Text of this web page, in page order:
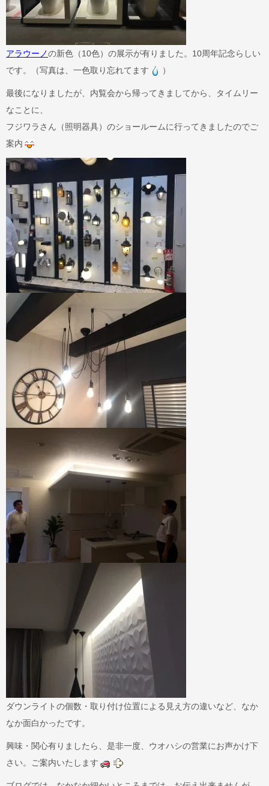
アラウーノの新色（10色）の展示が有りました。10周年記念らしい
です。（写真は、一色取り忘れてます
）
最後になりましたが、内覧会から帰ってきましてから、タイムリー
なことに、
フジワラさん（照明器具）のショールームに行ってきましたのでご
案内
ダウンライトの個数・取り付け位置による見え方の違いなど、なか
なか面白かったです。
興味・関心有りましたら、是非一度、ウオハシの営業にお声かけ下
さい。ご案内いたします